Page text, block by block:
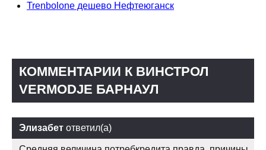
Trenbolone дешево Нефтеюганск
КОММЕНТАРИИ К ВИНСТРОЛ
VERMODJE БАРНАУЛ
Элизабет ответил(а)